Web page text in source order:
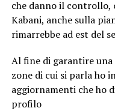
che danno il controllo,
Kabani, anche sulla
rimarrebbe ad est del
Al fine di garantire
zone di cui si parla ho
aggiornamenti che ho
profilo